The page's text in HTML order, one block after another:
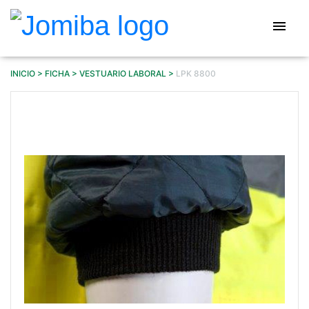
Pasar
principal
menu
INICIO FICHA VESTUARIO LABORAL LPK 8800